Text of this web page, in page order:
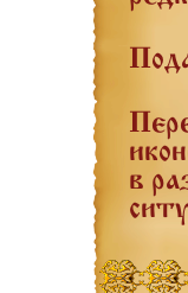
в